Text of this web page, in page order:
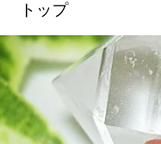
トップ